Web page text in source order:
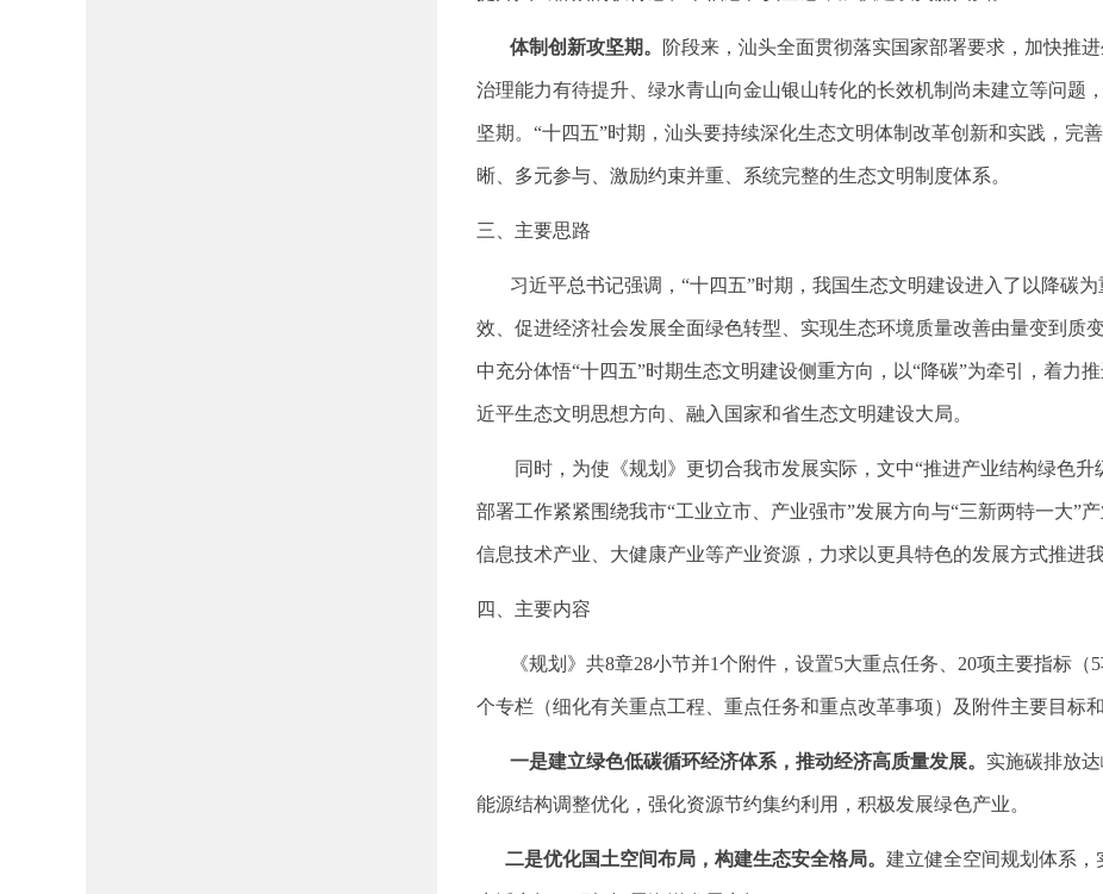
体制创新攻坚期。 阶段来，汕头全面贯彻落实国家部署要求，加快推
治理能力有待提升、绿水青山向金山银山转化的长效机制尚未建立等问题
坚期。“十四五”时期，汕头要持续深化生态文明体制改革创新和实践，完
晰、多元参与、激励约束并重、系统完整的生态文明制度体系。
三、主要思路
习近平总书记强调，“十四五”时期，我国生态文明建设进入了以降碳为
效、促进经济社会发展全面绿色转型、实现生态环境质量改善由量变到质
中充分体悟“十四五”时期生态文明建设侧重方向，以“降碳”为牵引，着力
近平生态文明思想方向、融入国家和省生态文明建设大局。
同时，为使《规划》更切合我市发展实际，文中“推进产业结构绿色升
部署工作紧紧围绕我市“工业立市、产业强市”发展方向与“三新两特一大”
信息技术产业、大健康产业等产业资源，力求以更具特色的发展方式推进
四、主要内容
《规划》共8章28小节并1个附件，设置5大重点任务、20项主要指标（5
个专栏（细化有关重点工程、重点任务和重点改革事项）及附件主要目标和
一是建立绿色低碳循环经济体系，推动经济高质量发展。 实施碳排放
能源结构调整优化，强化资源节约集约利用，积极发展绿色产业。
二是优化国土空间布局，构建生态安全格局。 建立健全空间规划体系